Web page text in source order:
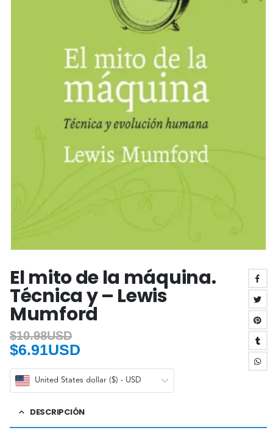
El mito de la máquina.
Técnica y – Lewis
Mumford
$10.98USD
$6.91USD
United States dollar ($) - USD
DESCRIPCIÓN